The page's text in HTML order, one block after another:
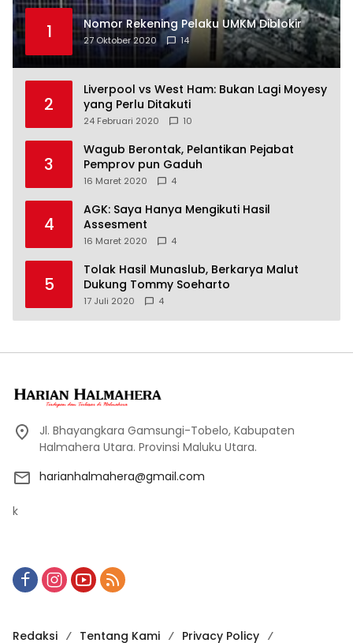
1 Nomor Rekening Pelaku UMKM Diblokir
27 Oktober 2020 14
2
Liverpool vs West Ham: Bukan Lagi Moyesy
yang Perlu Ditakuti
24 Februari 2020 10
3
Wagub Berontak, Pelantikan Pejabat
Pemprov pun Gaduh
16 Maret 2020 4
4
AGK: Saya Hanya Mengikuti Hasil
Assesment
16 Maret 2020 4
5
Tolak Hasil Munaslub, Berkarya Malut
Dukung Tommy Soeharto
17 Juli 2020 4
Jl. Bhayangkara Gamsungi-Tobelo, Kabupaten
Halmahera Utara. Provinsi Maluku Utara.
harianhalmahera@gmail.com
k
Redaksi Tentang Kami Privacy Policy